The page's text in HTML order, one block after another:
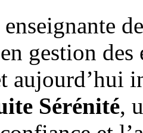
gestion
aujourd’hui
Sérénité,